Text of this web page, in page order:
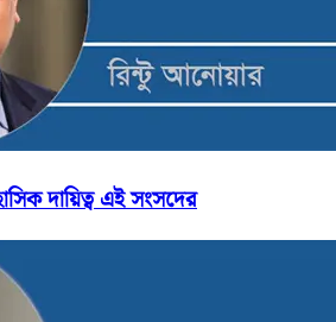
দায়িত্ব এই সংসদের